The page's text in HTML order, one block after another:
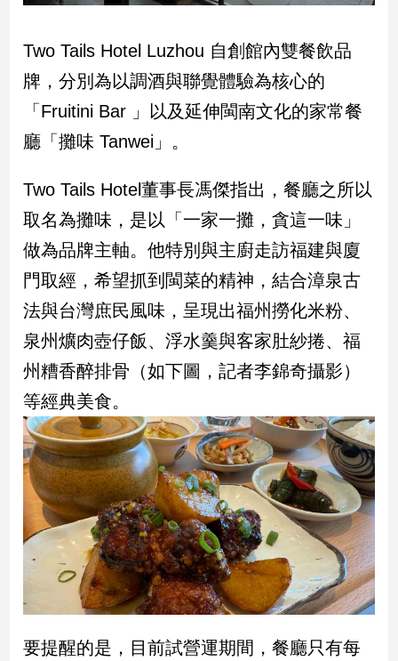
稿
專
區
【我
的
點】
Two Tails Hotel Luzhou 自創館內雙餐飲品
牌，分別為以調酒與聯覺體驗為核心的
「Fruitini Bar 」以及延伸閩南文化的家常餐
廳「攤味 Tanwei」。
Two Tails Hotel董事長馮傑指出，餐廳之所以
取名為攤味，是以「一家一攤，貪這一味」
做為品牌主軸。他特別與主廚走訪福建與廈
門取經，希望抓到閩菜的精神，結合漳泉古
法與台灣庶民風味，呈現出福州撈化米粉、
泉州爌肉壺仔飯、浮水羹與客家肚紗捲、福
州糟香醉排骨（如下圖，記者李錦奇攝影）
等經典美食。
要提醒的是，目前試營運期間，餐廳只有每